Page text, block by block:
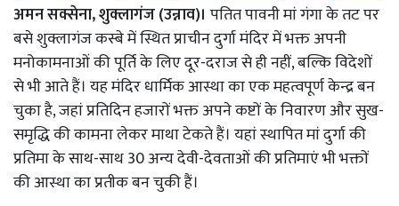
अमन सक्सेना, शुक्लागंज (उन्नाव)। पतित पावनी मां गंगा के तट पर
बसे शुक्लागंज कस्बे में स्थित प्राचीन दुर्गा मंदिर में भक्त अपनी
मनोकामनाओं की पूर्ति के लिए दूर-दराज से ही नहीं, बल्कि विदेशों
से भी आते हैं। यह मंदिर धार्मिक आस्था का एक महत्वपूर्ण केन्द्र बन
चुका है, जहां प्रतिदिन हजारों भक्त अपने कष्टों के निवारण और सुख-
समृद्धि की कामना लेकर माथा टेकते हैं। यहां स्थापित मां दुर्गा की
प्रतिमा के साथ-साथ 30 अन्य देवी-देवताओं की प्रतिमाएं भी भक्तों
की आस्था का प्रतीक बन चुकी हैं।